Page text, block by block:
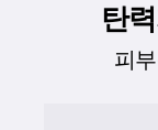
탄
피